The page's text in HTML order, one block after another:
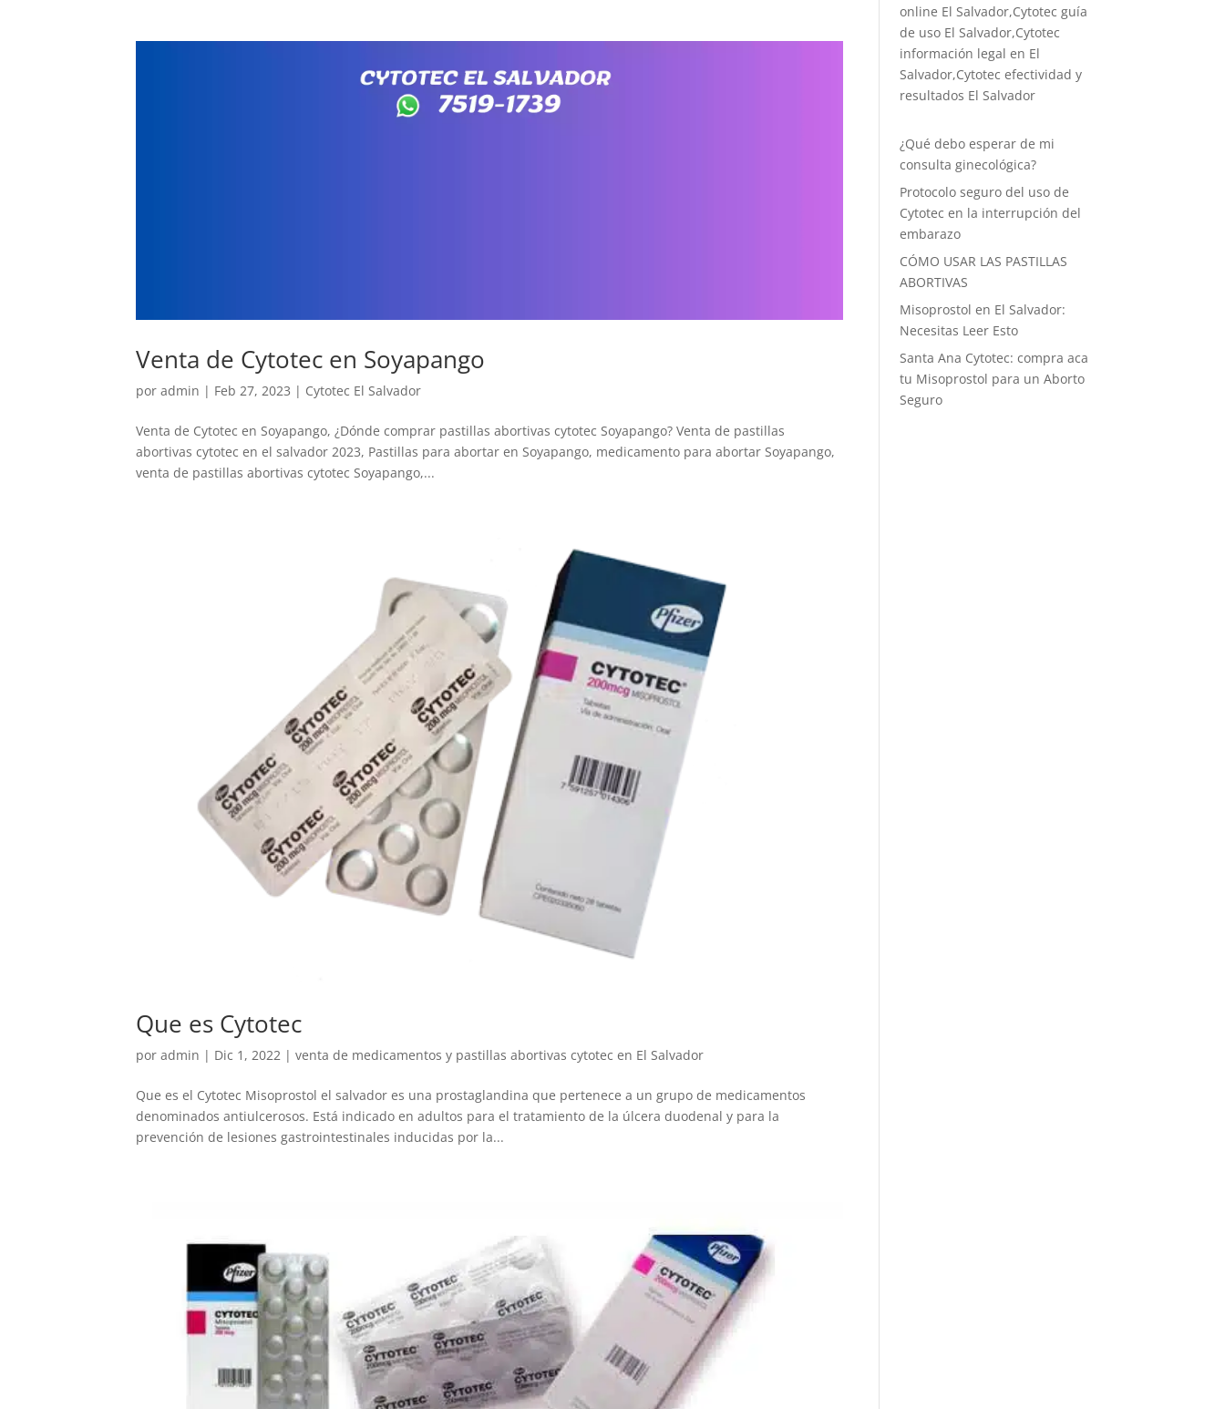
Venta de Cytotec en Soyapango
poradmin | Feb 27, 2023 | Cytotec El Salvador
Venta de Cytotec en Soyapango, ¿Dónde comprar pastillas abortivas cytotec Soyapango? Venta de pastillas
abortivas cytotec en el salvador 2023, Pastillas para abortar en Soyapango, medicamento para abortar Soyapango,
venta de pastillas abortivas cytotec Soyapango,...
Que es Cytotec
poradmin | Dic 1, 2022 |venta de medicamentos y pastillas abortivas cytotec en El Salvador
Que es el Cytotec Misoprostol el salvador es una prostaglandina que pertenece a un grupo de medicamentos
denominados antiulcerosos. Está indicado en adultos para el tratamiento de la úlcera duodenal y para la
prevención de lesiones gastrointestinales inducidas por la...
online El Salvador,Cytotec guía
de uso El Salvador,Cytotec
información legal en El
Salvador,Cytotec efectividad y
resultados El Salvador
¿Qué debo esperar de mi
consulta ginecológica?
Protocolo seguro del uso de
Cytotec en la interrupción del
embarazo
CÓMO USAR LAS PASTILLAS
ABORTIVAS
Misoprostol en El Salvador:
Necesitas Leer Esto
Santa Ana Cytotec: compra aca
tu Misoprostol para un Aborto
Seguro